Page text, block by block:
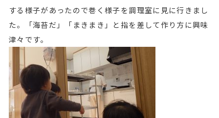
する様子があったので巻く様子を調理室に見に行きまし
た。「海苔だ」「まきまき」と指を差して作り方に興味
津々です。